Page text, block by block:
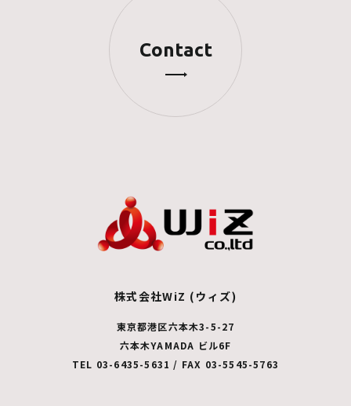
Contact
株式会社WiZ (ウィズ)
東京都港区六本木3-5-27
六本木YAMADA ビル6F
TEL 03-6435-5631 / FAX 03-5545-5763